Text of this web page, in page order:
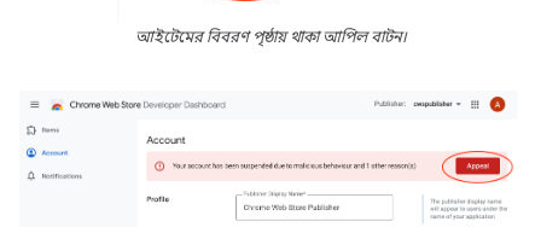
আইটেমের বিবরণ পৃষ্ঠায় থাকা আপিল বাটন।